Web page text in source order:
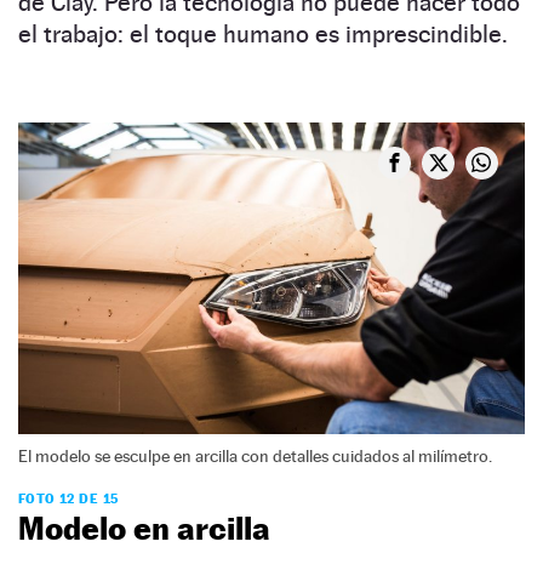
el trabajo: el toque humano es imprescindible.
El modelo se esculpe en arcilla con detalles cuidados al milímetro.
FOTO 12 DE 15
Modelo en arcilla